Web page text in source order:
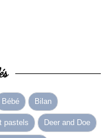
Bébé Bilan
pastels Deer and Doe